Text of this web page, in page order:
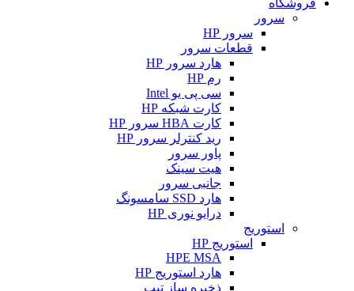
فروشگاه
سرور
سرور HP
قطعات سرور
هارد سرور HP
رم HP
سی پی یو Intel
کارت شبکه HP
کارت HBA سرور HP
رید کنترلر سرور HP
پاور سرور
هیت سینک
جانبی سرور
هارد SSD سامسونگ
درایو نوری HP
استوریج
استوریج HP
HPE MSA
هارد استوریج HP
ذخیره ساز تیپ